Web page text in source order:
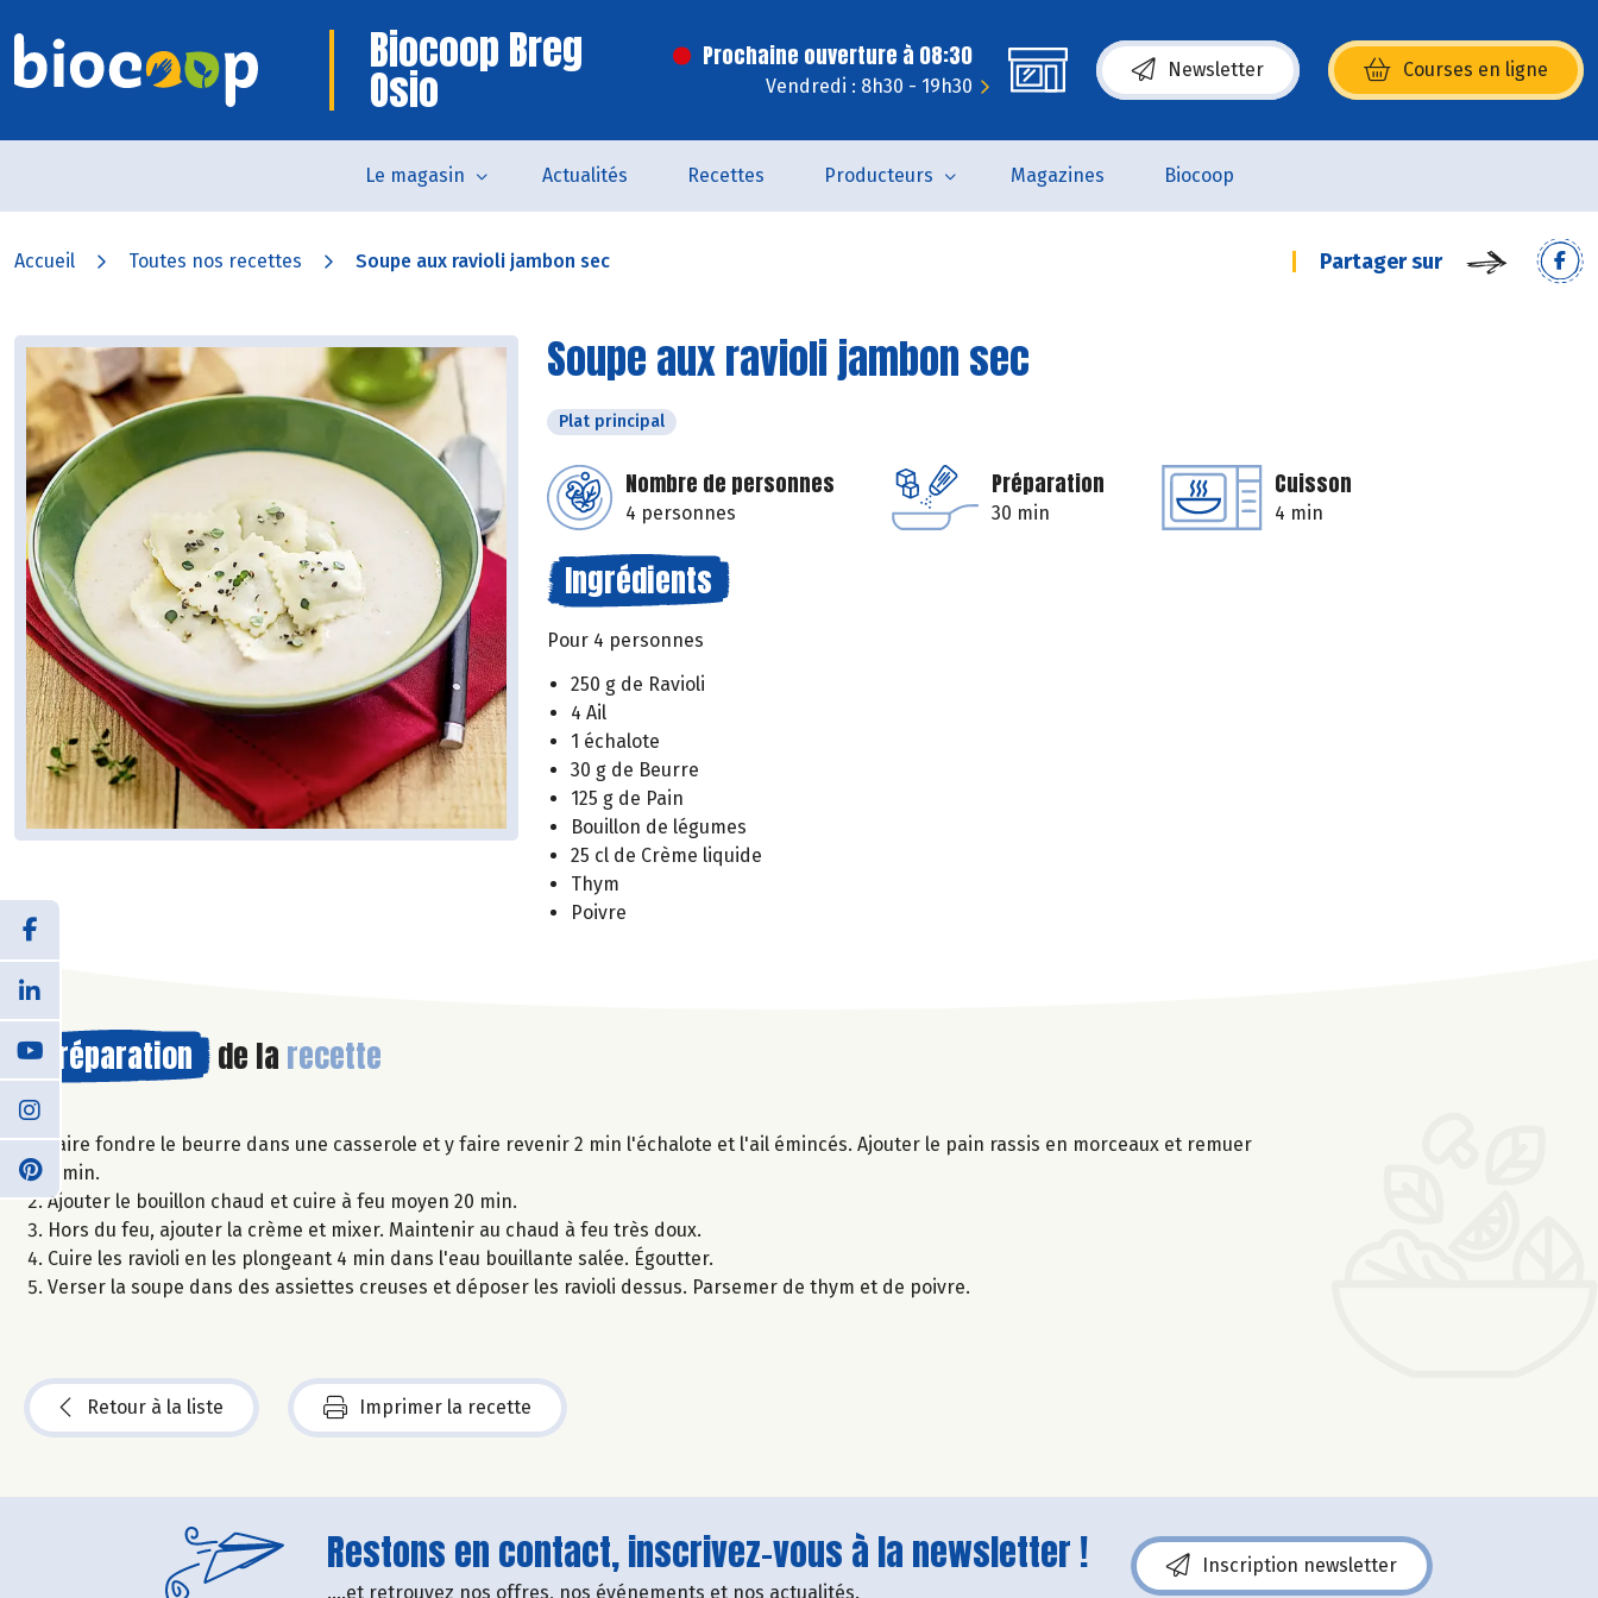
Biocoop Breg
Osio
Prochaine ouverture à 08:30
Vendredi : 8h30 - 19h30
Newsletter Courses en ligne
(s’ouvre dans une nouvelle fenêtre)
Le magasin Actualités Recettes Producteurs Magazines Biocoop
Accueil Toutes nos recettes Soupe aux ravioli jambon sec Partager sur
Soupe aux ravioli jambon sec
Plat principal
Nombre de personnes
4 personnes
Préparation
30 min
Cuisson
4 min
Ingrédients
Pour 4 personnes
250 g de Ravioli
4 Ail
1 échalote
30 g de Beurre
125 g de Pain
Bouillon de légumes
25 cl de Crème liquide
Thym
Poivre
Préparation de la recette
Faire fondre le beurre dans une casserole et y faire revenir 2 min l'échalote et l'ail émincés. Ajouter le pain rassis en morceaux et remuer
2 min.
Ajouter le bouillon chaud et cuire à feu moyen 20 min.
Hors du feu, ajouter la crème et mixer. Maintenir au chaud à feu très doux.
Cuire les ravioli en les plongeant 4 min dans l'eau bouillante salée. Égoutter.
Verser la soupe dans des assiettes creuses et déposer les ravioli dessus. Parsemer de thym et de poivre.
Retour à la liste Imprimer la recette
Restons en contact, inscrivez-vous à la newsletter !
....et retrouvez nos offres, nos événements et nos actualités.
Inscription newsletter